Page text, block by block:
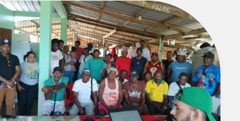
INCRA
e
Fundação
Palmares
reconhecem
oficialmente
mais
três